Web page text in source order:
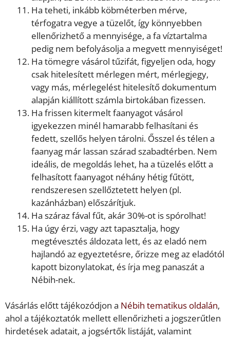
Ha teheti, inkább köbméterben mérve,
térfogatra vegye a tüzelőt, így könnyebben
ellenőrizhető a mennyisége, a fa víztartalma
pedig nem befolyásolja a megvett mennyiséget!
Ha tömegre vásárol tűzifát, figyeljen oda, hogy
csak hitelesített mérlegen mért, mérlegjegy,
vagy más, mérlegelést hitelesítő dokumentum
alapján kiállított számla birtokában fizessen.
Ha frissen kitermelt faanyagot vásárol
igyekezzen minél hamarabb felhasítani és
fedett, szellős helyen tárolni. Ősszel és télen a
faanyag már lassan szárad szabadtérben. Nem
ideális, de megoldás lehet, ha a tüzelés előtt a
felhasított faanyagot néhány hétig fűtött,
rendszeresen szellőztetett helyen (pl.
kazánházban) előszárítjuk.
Ha száraz fával fűt, akár 30%-ot is spórolhat!
Ha úgy érzi, vagy azt tapasztalja, hogy
megtévesztés áldozata lett, és az eladó nem
hajlandó az egyeztetésre, őrizze meg az eladótól
kapott bizonylatokat, és írja meg panaszát a
Nébih-nek.
Vásárlás előtt tájékozódjon a Nébih tematikus oldalán,
ahol a tájékoztatók mellett ellenőrizheti a jogszerűtlen
hirdetések adatait, a jogsértők listáját, valamint